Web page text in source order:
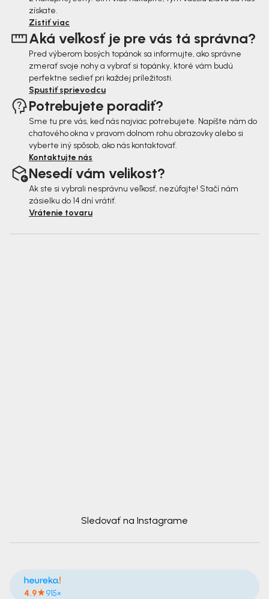
získate.
Zistiť viac
Aká veľkosť je pre vás tá správna?
Pred výberom bosých topánok sa informujte, ako správne
zmerať svoje nohy a vybrať si topánky, ktoré vám budú
perfektne sedieť pri každej príležitosti.
Spustiť sprievodcu
Potrebujete poradiť?
Sme tu pre vás, keď nás najviac potrebujete. Napíšte nám do
chatového okna v pravom dolnom rohu obrazovky alebo si
vyberte iný spôsob, ako nás kontaktovať.
Kontaktujte nás
Nesedí vám velikost?
Ak ste si vybrali nesprávnu veľkosť, nezúfajte! Stačí nám
zásielku do 14 dní vrátiť.
Vrátenie tovaru
Sledovať na Instagrame
4.9 915×